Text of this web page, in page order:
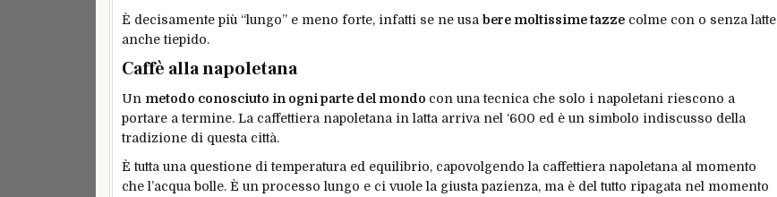
È decisamente più “lungo” e meno forte, infatti se ne usa bere moltissime tazze colme con o senza latte
anche tiepido.
Caffè alla napoletana
Un metodo conosciuto in ogni parte del mondo con una tecnica che solo i napoletani riescono a
portare a termine. La caffettiera napoletana in latta arriva nel ‘600 ed è un simbolo indiscusso della
tradizione di questa città.
È tutta una questione di temperatura ed equilibrio, capovolgendo la caffettiera napoletana al momento
che l’acqua bolle. È un processo lungo e ci vuole la giusta pazienza, ma è del tutto ripagata nel momento